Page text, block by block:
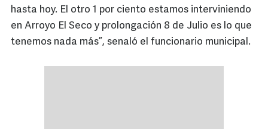
hasta hoy. El otro 1 por ciento estamos interviniendo
en Arroyo El Seco y prolongación 8 de Julio es lo que
tenemos nada más”, senaló el funcionario municipal.